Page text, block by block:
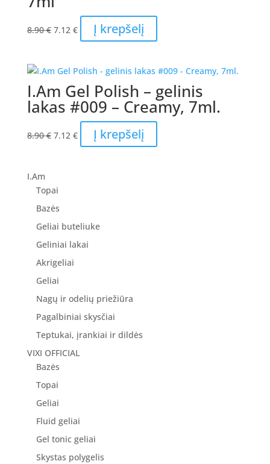
8.90€ Original
8.90 €.
7.12 €Current
price
7.12 €.
Į krepšelį
I.Am Gel Polish – gelinis
lakas #009 – Creamy, 7ml.
8.90€ Original
7.12 €Current
price
Į krepšelį
I.Am
Topai
Bazės
Geliai buteliuke
Geliniai lakai
Akrigeliai
Geliai
Nagų ir odelių priežiūra
Pagalbiniai skysčiai
Teptukai, įrankiai ir dildės
VIXI OFFICIAL
Bazės
Topai
Geliai
Fluid geliai
Gel tonic geliai
Skystas polygelis